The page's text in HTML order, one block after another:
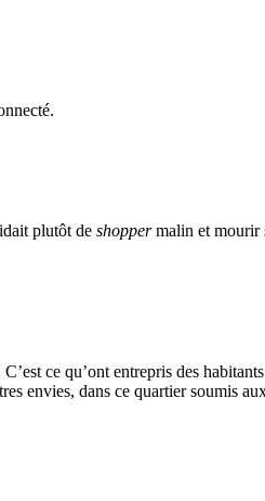
plutôt de shoppermalin et mourir
ce qu’ont entrepris des
envies, dans ce quartier soumis